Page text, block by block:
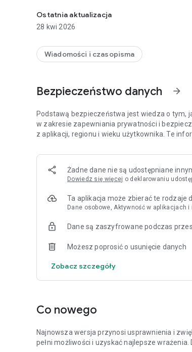
Tygodnik Newsweek Polska to także wywiady
ważnych wydarzeń zachodzących w Polsce i
Meller.
wydań specjalnych.
Więcej szczegółów dotyczących subskrypcji,
stronie: https://premium.onet.pl/regulamin
Ostatnia aktualizacja
28 kwi 2026
Wiadomości i czasopisma
Bezpieczeństwo danych arrow_forward
Podstawą bezpieczeństwa jest wiedza o tym,
w zakresie zapewniania prywatności i
z aplikacji, regionu i wieku użytkownika. Te
Żadne dane nie są udostępniane
Dowiedz się więcej o deklarowaniu
Ta aplikacja może zbierać te rodzaje
Dane osobowe, Aktywność w aplikacjach
Dane są zaszyfrowane podczas
Możesz poprosić o usunięcie danych
Zobacz szczegóły
Co nowego
Najnowsza wersja przynosi usprawnienia i
pełni możliwości i uzyskać najlepsze wrażenia.